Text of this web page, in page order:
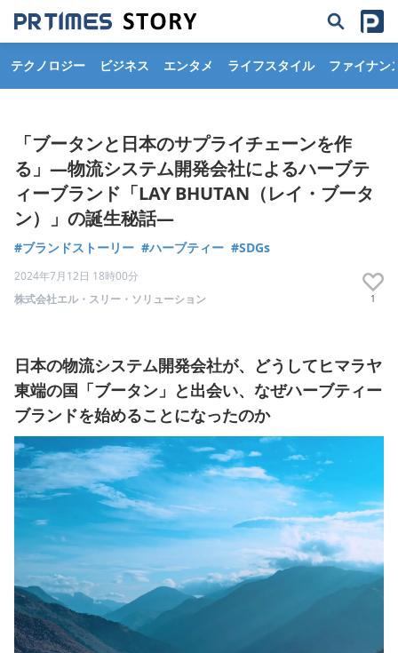
テクノロジー ビジネス エンタメ ライフスタイル ファイナン
「ブータンと日本のサプライチェーンを作
る」―物流システム開発会社によるハーブテ
ィーブランド「LAY BHUTAN（レイ・ブータ
ン）」の誕生秘話―
#ブランドストーリー #ハーブティー #SDGs
2024年7月12日 18時00分
株式会社エル・スリー・ソリューション
1
日本の物流システム開発会社が、どうしてヒマラヤ
東端の国「ブータン」と出会い、なぜハーブティー
ブランドを始めることになったのか